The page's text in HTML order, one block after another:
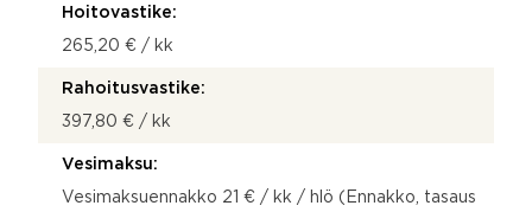
Hoitovastike:
265,20 € / kk
Rahoitusvastike:
397,80 € / kk
Vesimaksu:
Vesimaksuennakko 21 € / kk / hlö (Ennakko, tasaus